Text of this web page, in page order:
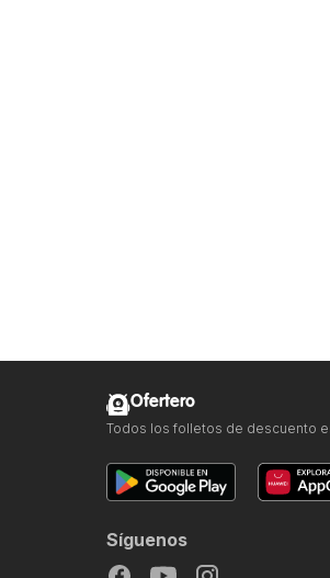
Ofertero
Todos los folletos de descuento
Síguenos